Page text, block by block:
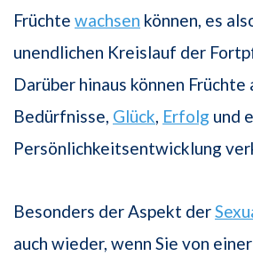
Früchte wachsen können, es
unendlichen Kreislauf der
Darüber hinaus können Früchte
Bedürfnisse, Glück, Erfolg und
Persönlichkeitsentwicklung
Besonders der Aspekt der
auch wieder, wenn Sie von